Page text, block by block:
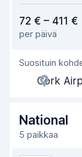
Löytämisen
Toimihenkilön
Noutonopeus
Palautusnopeus
Auton siisteys
72 € – 411 €
per päivä
Suosituin
Cork
National
5 paikkaa